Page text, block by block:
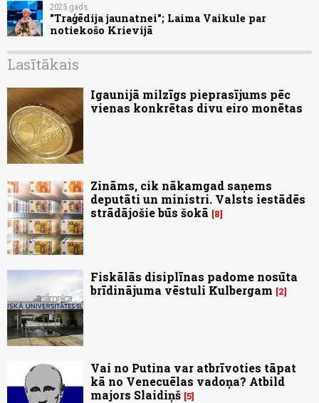
2025.gads
"Traģēdija jaunatnei"; Laima Vaikule par
notiekošo Krievijā
Lasītākais
Igaunijā milzīgs pieprasījums pēc
vienas konkrētas divu eiro monētas
Zināms, cik nākamgad saņems
deputāti un ministri. Valsts iestādēs
strādājošie būs šokā
8
Fiskālās disiplīnas padome nosūta
brīdinājuma vēstuli Kulbergam
2
Vai no Putina var atbrīvoties tāpat
kā no Venecuēlas vadoņa? Atbild
majors Slaidiņš 5